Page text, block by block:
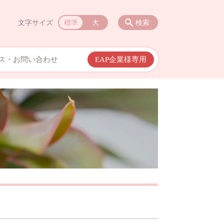
・お問い合わせ EAP企業様専用
検索
文字サイズ 標準 大